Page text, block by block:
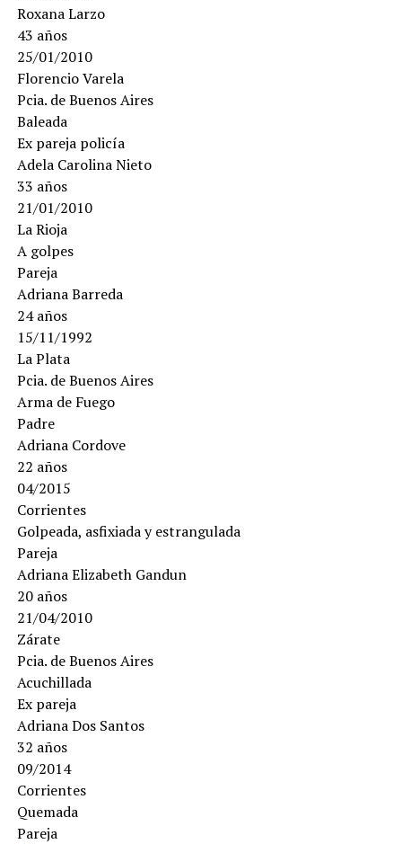
Roxana Larzo
43 años
25/01/2010
Florencio Varela
Pcia. de Buenos Aires
Baleada
Ex pareja policía
Adela Carolina Nieto
33 años
21/01/2010
La Rioja
A golpes
Pareja
Adriana Barreda
24 años
15/11/1992
La Plata
Pcia. de Buenos Aires
Arma de Fuego
Padre
Adriana Cordove
22 años
04/2015
Corrientes
Golpeada, asfixiada y estrangulada
Pareja
Adriana Elizabeth Gandun
20 años
21/04/2010
Zárate
Pcia. de Buenos Aires
Acuchillada
Ex pareja
Adriana Dos Santos
32 años
09/2014
Corrientes
Quemada
Pareja